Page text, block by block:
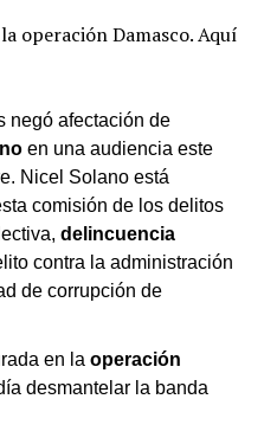
operación Damasco. Aquí
negó afectación de
en una audiencia este
Nicel Solano está
comisión de los delitos
delincuencia
contra la administración
de corrupción de
en la operación
desmantelar la banda